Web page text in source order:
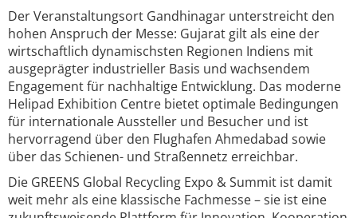
Der Veranstaltungsort Gandhinagar unterstreicht den
hohen Anspruch der Messe: Gujarat gilt als eine der
wirtschaftlich dynamischsten Regionen Indiens mit
ausgeprägter industrieller Basis und wachsendem
Engagement für nachhaltige Entwicklung. Das moderne
Helipad Exhibition Centre bietet optimale Bedingungen
für internationale Aussteller und Besucher und ist
hervorragend über den Flughafen Ahmedabad sowie
über das Schienen- und Straßennetz erreichbar.
Die GREENS Global Recycling Expo & Summit ist damit
weit mehr als eine klassische Fachmesse – sie ist eine